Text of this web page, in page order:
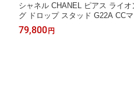
シャネル CHANEL ピアス ライ
グ ドロップ スタッド G22A CC
セサリー ジュエリー エレガント
古】
79,800円